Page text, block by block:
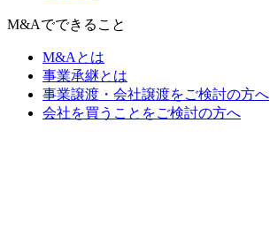
M&Aでできること
M&Aとは
事業承継とは
事業譲渡・会社譲渡をご検討の方へ
会社を買うことをご検討の方へ